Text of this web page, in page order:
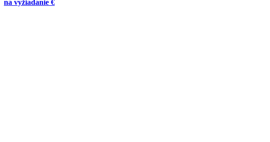
na vyžiadanie €